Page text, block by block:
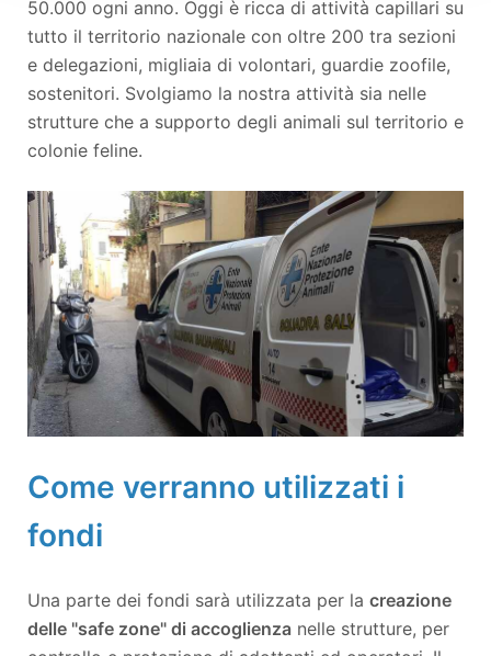
50.000 ogni anno. Oggi è ricca di attività capillari su
tutto il territorio nazionale con oltre 200 tra sezioni
e delegazioni, migliaia di volontari, guardie zoofile,
sostenitori. Svolgiamo la nostra attività sia nelle
strutture che a supporto degli animali sul territorio e
colonie feline.
Come verranno utilizzati i
fondi
Una parte dei fondi sarà utilizzata per la creazione
delle "safe zone" di accoglienza nelle strutture, per